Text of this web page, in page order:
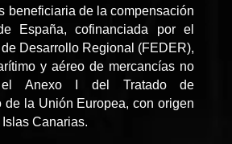
beneficiaria de la compensación
España, cofinanciada por el
Desarrollo Regional (FEDER),
y aéreo de mercancías no
Anexo I del Tratado de
de la Unión Europea, con origen
Canarias.